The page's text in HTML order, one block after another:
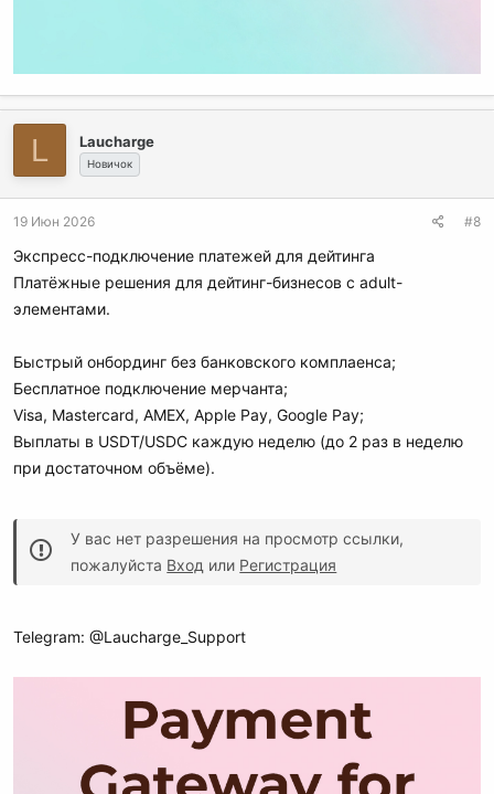
L Laucharge
Новичок
19 Июн 2026 #8
Экспресс-подключение платежей для дейтинга
Платёжные решения для дейтинг-бизнесов с adult-
элементами.
Быстрый онбординг без банковского комплаенса;
Бесплатное подключение мерчанта;
Visa, Mastercard, AMEX, Apple Pay, Google Pay;
Выплаты в USDT/USDC каждую неделю (до 2 раз в неделю
при достаточном объёме).
У вас нет разрешения на просмотр ссылки,
пожалуйста Вход или Регистрация
Telegram: @Laucharge_Support